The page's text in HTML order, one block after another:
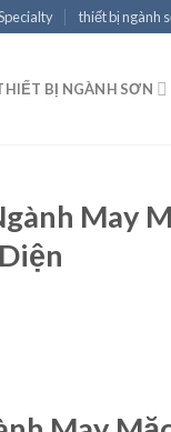
thiết bị ngành
BỊ NGÀNH SƠN
May